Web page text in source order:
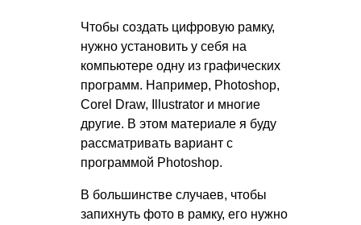
Чтобы создать цифровую рамку,
нужно установить у себя на
компьютере одну из графических
программ. Например, Photoshop,
Corel Draw, Illustrator и многие
другие. В этом материале я буду
рассматривать вариант с
программой Photoshop.
В большинстве случаев, чтобы
запихнуть фото в рамку, его нужно